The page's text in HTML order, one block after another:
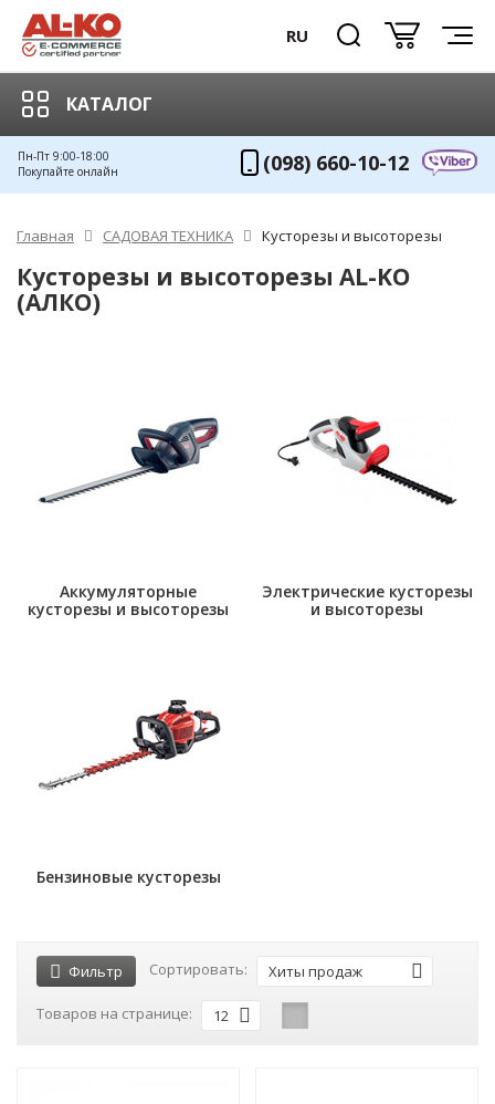
RU
КАТАЛОГ
Пн-Пт 9:00-18:00
Покупайте онлайн
(098) 660-10-12
Главная САДОВАЯ ТЕХНИКА Кусторезы и высоторезы
Кусторезы и высоторезы AL-KO
(АЛКО)
Аккумуляторные
кусторезы и высоторезы
Электрические кусторезы
и высоторезы
Бензиновые кусторезы
Фильтр Сортировать: Хиты продаж
Товаров на странице: 12